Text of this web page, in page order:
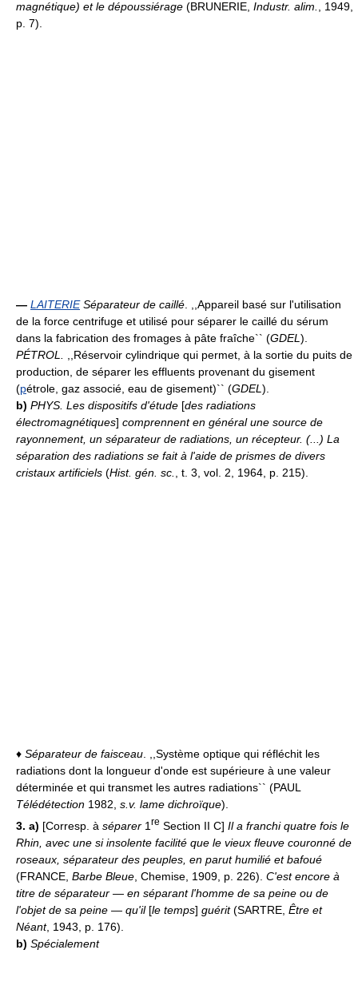
magnétique) et le dépoussiérage (BRUNERIE, Industr. alim.
, 1949,
p. 7).
— LAITERIE Séparateur de caillé . ,,Appareil basé sur l'utilisation
de la force centrifuge et utilisé pour séparer le caillé du sérum
dans la fabrication des fromages à pâte fraîche`` (GDEL ).
PÉTROL.
,,Réservoir cylindrique qui permet, à la sortie du puits de
production, de séparer les effluents provenant du gisement
(pétrole, gaz associé, eau de gisement)`` (GDEL ).
b) PHYS. Les dispositifs d'étude [des radiations
électromagnétiques] comprennent en général une source de
rayonnement, un séparateur de radiations, un récepteur. (...) La
séparation des radiations se fait à l'aide de prismes de divers
cristaux artificiels (Hist. gén. sc. , t. 3, vol. 2, 1964, p. 215).
♦ Séparateur de faisceau . ,,Système optique qui réfléchit les
radiations dont la longueur d'onde est supérieure à une valeur
déterminée et qui transmet les autres radiations`` (PAUL
Télédétection 1982, s.v. lame dichroïque).
3. a) [Corresp. à séparer 1 re Section II C] Il a franchi quatre fois le
Rhin, avec une si insolente facilité que le vieux fleuve couronné de
roseaux, séparateur des peuples, en parut humilié et bafoué
(FRANCE, Barbe Bleue , Chemise, 1909, p. 226). C'est encore à
titre de séparateur — en séparant l'homme de sa peine ou de
l'objet de sa peine — qu'il[le temps] guérit(SARTRE, Être et
Néant, 1943, p. 176).
b) Spécialement